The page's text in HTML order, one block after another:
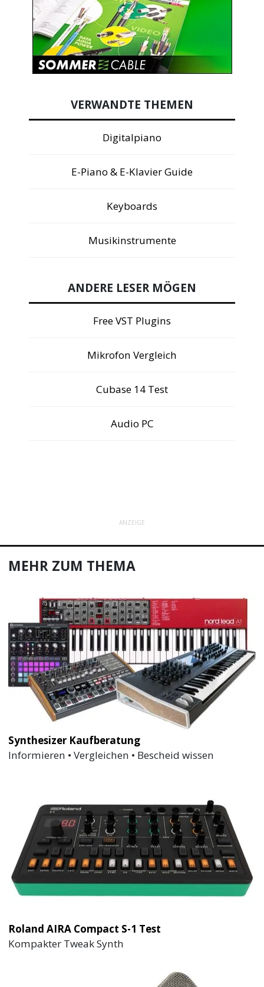
VERWANDTE THEMEN
Digitalpiano
E-Piano & E-Klavier Guide
Keyboards
Musikinstrumente
ANDERE LESER MÖGEN
Free VST Plugins
Mikrofon Vergleich
Cubase 14 Test
Audio PC
ANZEIGE
MEHR ZUM THEMA
Synthesizer Kaufberatung
Informieren • Vergleichen • Bescheid wissen
Roland AIRA Compact S-1 Test
Kompakter Tweak Synth